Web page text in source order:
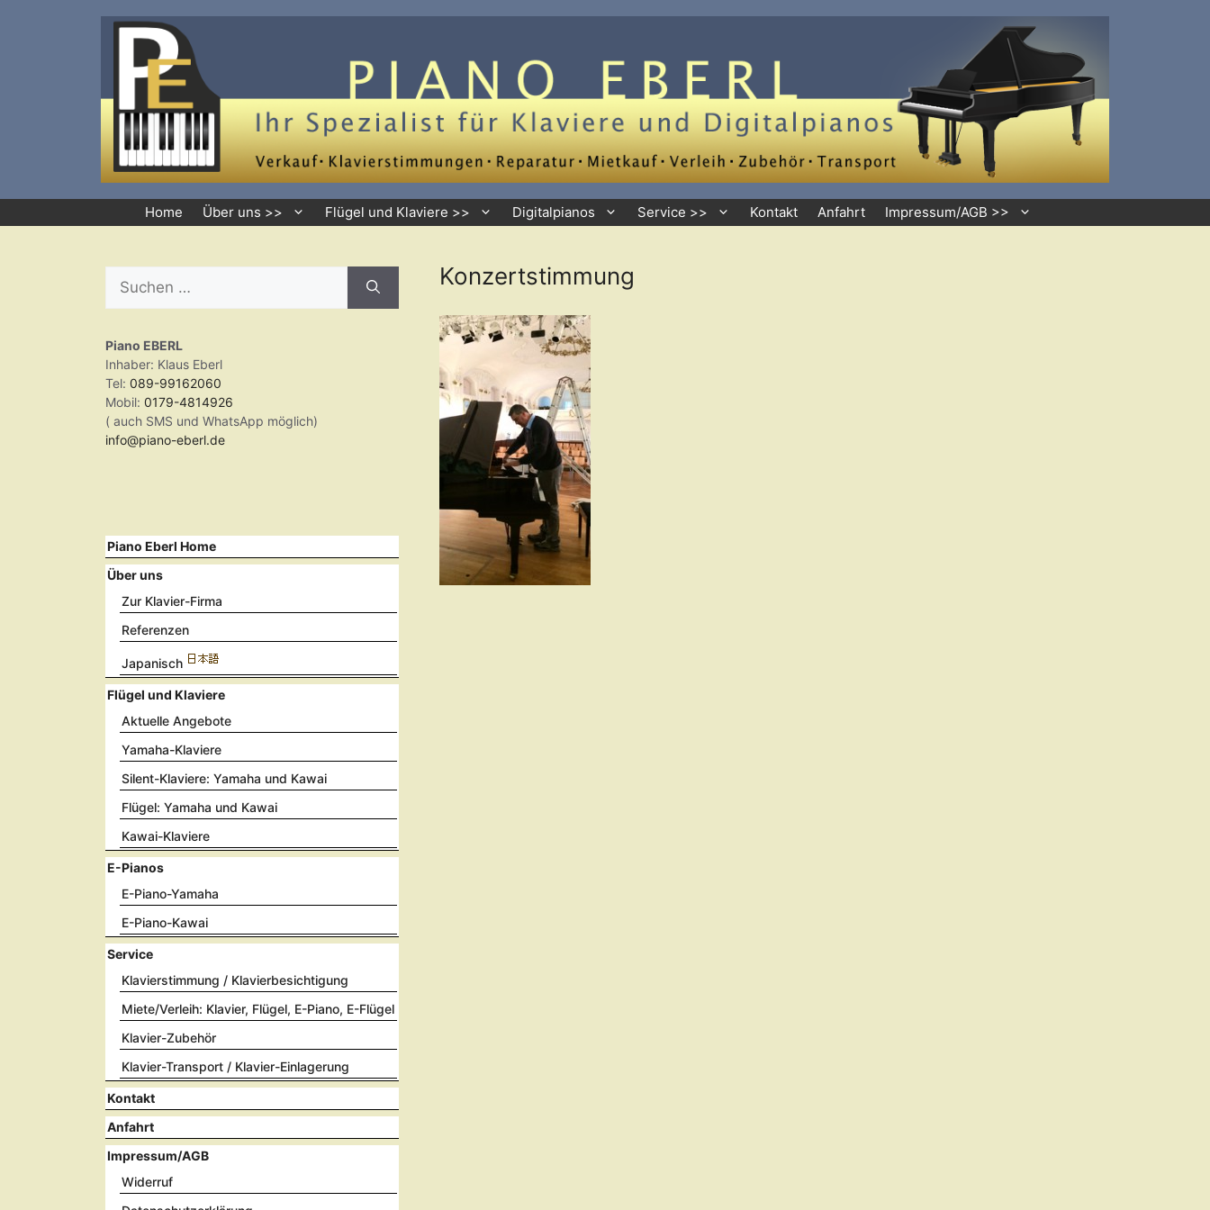
Home Über uns >> Flügel und Klaviere >> Digitalpianos Service >> Kontakt Anfahrt Impressum/AGB >>
Konzertstimmung
nach:
Piano EBERL
Inhaber: Klaus Eberl
Tel: 089-99162060
Mobil: 0179-4814926
( auch SMS und WhatsApp möglich)
info@piano-eberl.de
Piano Eberl Home
Über uns
Zur Klavier-Firma
Referenzen
Japanisch
Flügel und Klaviere
Aktuelle Angebote
Yamaha-Klaviere
Silent-Klaviere: Yamaha und Kawai
Flügel: Yamaha und Kawai
Kawai-Klaviere
E-Pianos
E-Piano-Yamaha
E-Piano-Kawai
Service
Klavierstimmung / Klavierbesichtigung
Miete/Verleih: Klavier, Flügel, E-Piano, E-Flügel
Klavier-Zubehör
Klavier-Transport / Klavier-Einlagerung
Kontakt
Anfahrt
Impressum/AGB
Widerruf